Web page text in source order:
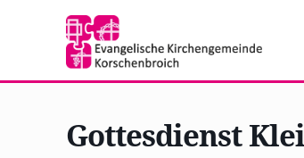
Gottesdienst